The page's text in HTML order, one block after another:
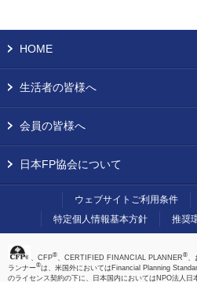
HOME
生活者の皆様へ
会員の皆様へ
日本FP協会について
ウェブサイトご利用条件
特定個人情報基本方針
推奨
、CFP®、CERTIFIED FINANCIAL PLANNER®、
ランナー®は、米国外においてはFinancial Planning
のライセンス契約の下に、日本国内においてはNPO法人日